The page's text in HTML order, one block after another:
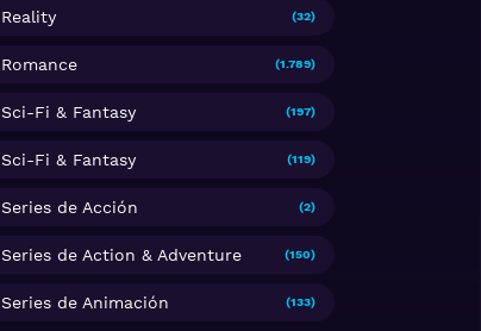
Reality (32)
Romance (1.789)
Sci-Fi & Fantasy (197)
Sci-Fi & Fantasy (119)
Series de Acción (2)
Series de Action & Adventure (150)
Series de Animación (133)